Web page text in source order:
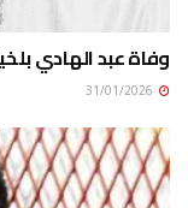
وفاة عبد الهادي